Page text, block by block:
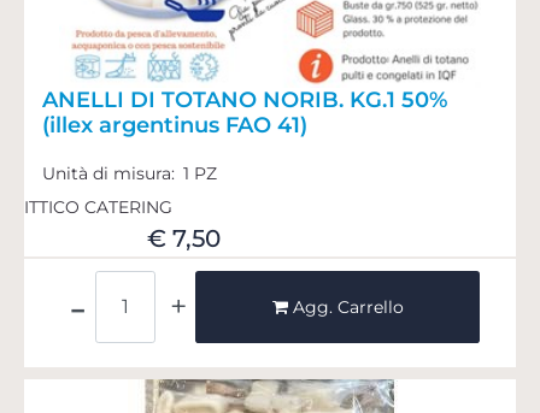
ANELLI DI TOTANO NORIB. KG.1 50%
(illex argentinus FAO 41)
Unità di misura: 1 PZ
ITTICO CATERING
€ 7,50
Agg. Carrello